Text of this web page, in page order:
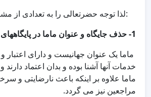
:لذا توجه حضرتعالی را به تعدادی
1- حذف جایگاه و عنوان ماما در پایگاههای سلامت
ماما یک عنوان جهانیست و دارای
خدمات آنها آشنا بوده و بدان اعتماد
ماما علاوه بر اینکه باعث نارضایتی
مراجعین نیز می گردد.